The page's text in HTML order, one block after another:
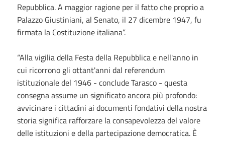
Repubblica. A maggior ragione per il fatto che proprio a
Palazzo Giustiniani, al Senato, il 27 dicembre 1947, fu
firmata la Costituzione italiana”.
“Alla vigilia della Festa della Repubblica e nell'anno in
cui ricorrono gli ottant'anni dal referendum
istituzionale del 1946 - conclude Tarasco - questa
consegna assume un significato ancora più profondo:
avvicinare i cittadini ai documenti fondativi della nostra
storia significa rafforzare la consapevolezza del valore
delle istituzioni e della partecipazione democratica. È